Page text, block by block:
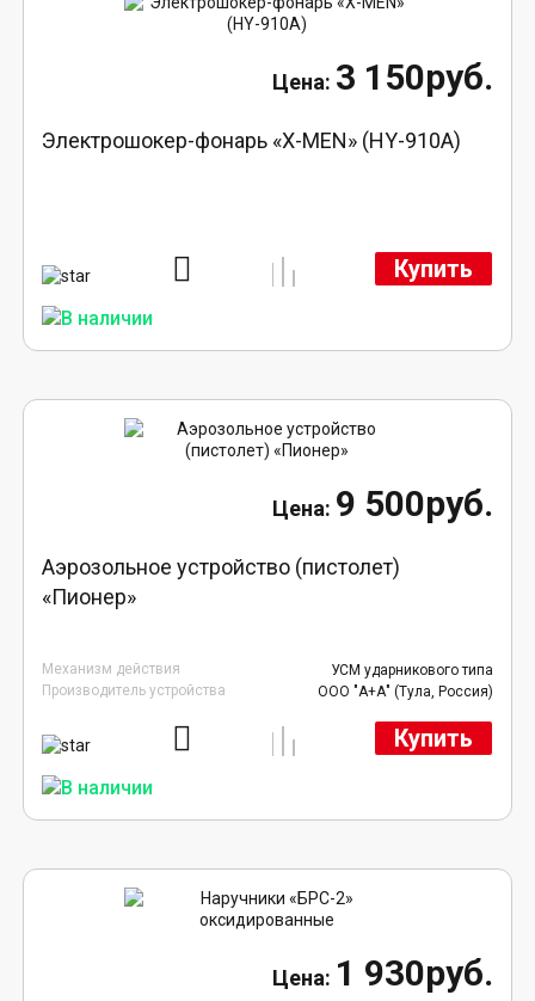
3 150руб.
Электрошокер-фонарь «X-MEN» (HY-910A)
Купить
9 500руб.
Аэрозольное устройство (пистолет)
«Пионер»
Механизм действия
УСМ ударникового типа
Производитель устройства
ООО "А+А" (Тула, Россия)
Купить
1 930руб.